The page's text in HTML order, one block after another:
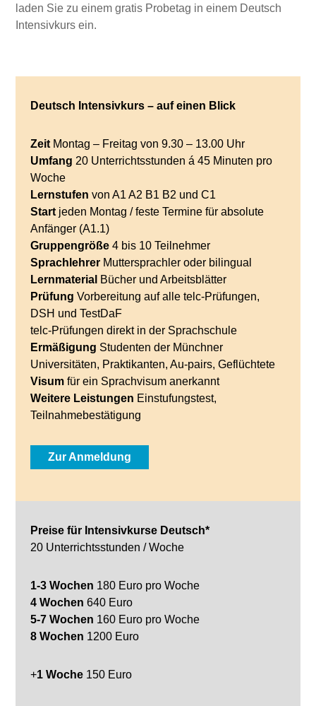
laden Sie zu einem gratis Probetag in einem Deutsch
Intensivkurs ein.
Deutsch Intensivkurs – auf einen Blick
ZeitMontag – Freitag von 9.30 – 13.00 Uhr
Umfang 20 Unterrichtsstunden á 45 Minuten pro
Woche
Lernstufen von A1 A2 B1 B2 und C1
Startjeden Montag / feste Termine für absolute
Anfänger (A1.1)
Gruppengröße4 bis 10 Teilnehmer
SprachlehrerMuttersprachler oder bilingual
Lernmaterial Bücher und Arbeitsblätter
Prüfung Vorbereitung auf alle telc-Prüfungen,
DSH und TestDaF
telc-Prüfungen direkt in der Sprachschule
Ermäßigung Studenten der Münchner
Universitäten, Praktikanten, Au-pairs, Geflüchtete
Visumfür ein Sprachvisum anerkannt
Weitere Leistungen Einstufungstest,
Teilnahmebestätigung
Zur Anmeldung
Preise für Intensivkurse Deutsch*
20 Unterrichtsstunden / Woche
1-3 Wochen 180 Euro pro Woche
4 Wochen 640 Euro
5-7 Wochen 160 Euro pro Woche
8 Wochen 1200 Euro
+1 Woche 150 Euro